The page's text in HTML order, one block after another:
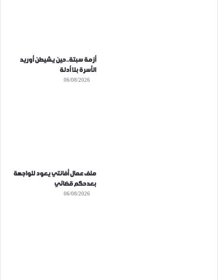
أزمة سبتة..حين يشيطن أوريد
الأسرة بلا أدلة
06/08/2026
ملف عمال أفانتي يعود للواجهة
بعدحكم قضائي
06/08/2026